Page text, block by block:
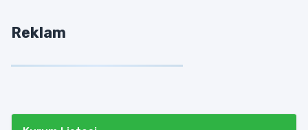
Reklam